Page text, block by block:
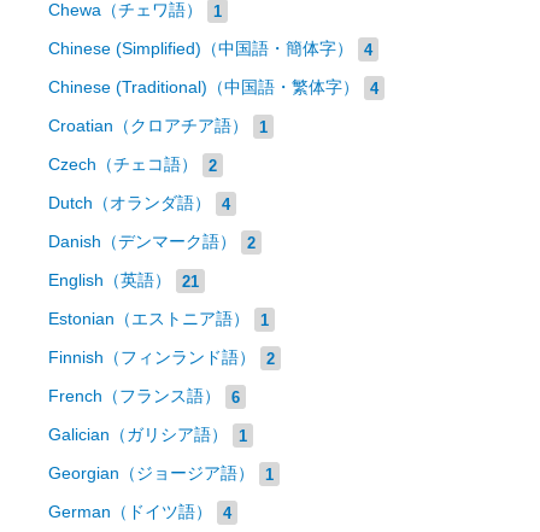
Chewa（チェワ語） 1
Chinese (Simplified)（中国語・簡体字） 4
Chinese (Traditional)（中国語・繁体字） 4
Croatian（クロアチア語） 1
Czech（チェコ語） 2
Dutch（オランダ語） 4
Danish（デンマーク語） 2
English（英語） 21
Estonian（エストニア語） 1
Finnish（フィンランド語） 2
French（フランス語） 6
Galician（ガリシア語） 1
Georgian（ジョージア語） 1
German（ドイツ語） 4